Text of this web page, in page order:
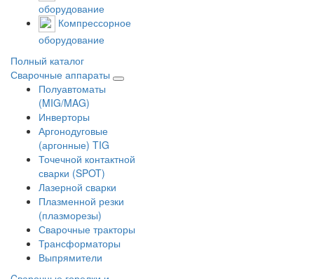
оборудование
Компрессорное
оборудование
Полный каталог
Сварочные аппараты
Полуавтоматы
(MIG/MAG)
Инверторы
Аргонодуговые
(аргонные) TIG
Точечной контактной
сварки (SPOT)
Лазерной сварки
Плазменной резки
(плазморезы)
Сварочные тракторы
Трансформаторы
Выпрямители